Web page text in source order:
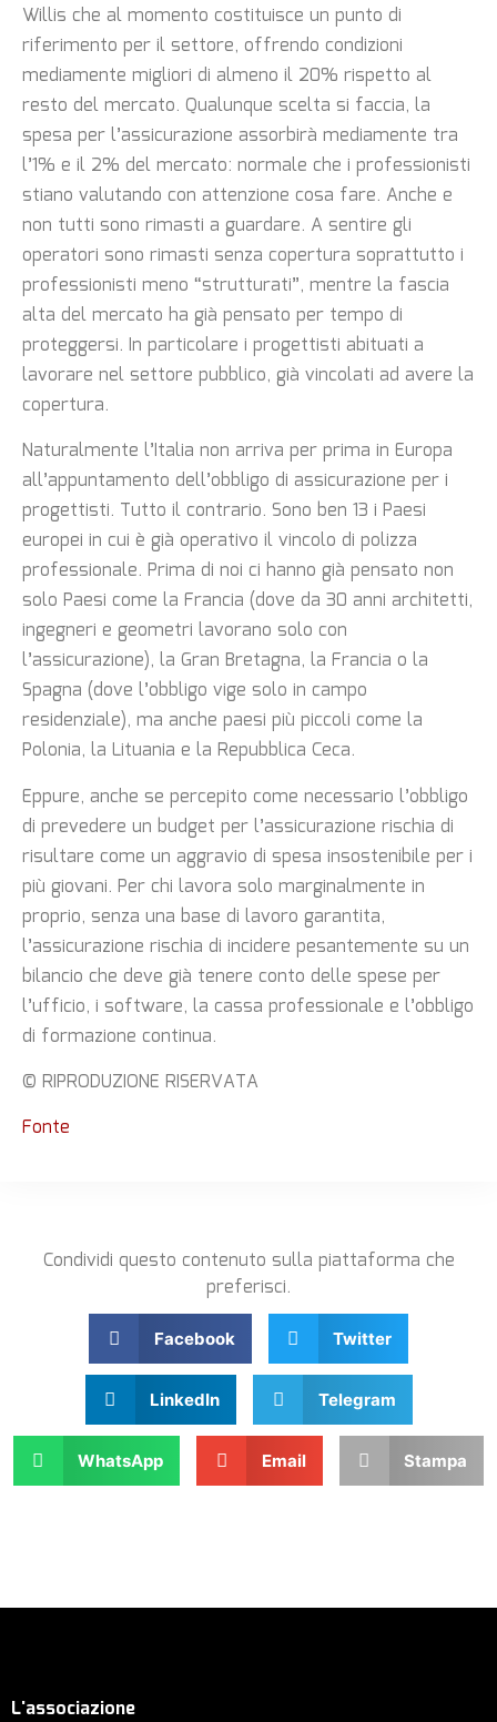
Willis che al momento costituisce un punto di
riferimento per il settore, offrendo condizioni
mediamente migliori di almeno il 20% rispetto al
resto del mercato. Qualunque scelta si faccia, la
spesa per l’assicurazione assorbirà mediamente tra
l’1% e il 2% del mercato: normale che i professionisti
stiano valutando con attenzione cosa fare. Anche e
non tutti sono rimasti a guardare. A sentire gli
operatori sono rimasti senza copertura soprattutto i
professionisti meno “strutturati”, mentre la fascia
alta del mercato ha già pensato per tempo di
proteggersi. In particolare i progettisti abituati a
lavorare nel settore pubblico, già vincolati ad avere la
copertura.
Naturalmente l’Italia non arriva per prima in Europa
all’appuntamento dell’obbligo di assicurazione per i
progettisti. Tutto il contrario. Sono ben 13 i Paesi
europei in cui è già operativo il vincolo di polizza
professionale. Prima di noi ci hanno già pensato non
solo Paesi come la Francia (dove da 30 anni architetti,
ingegneri e geometri lavorano solo con
l’assicurazione), la Gran Bretagna, la Francia o la
Spagna (dove l’obbligo vige solo in campo
residenziale), ma anche paesi più piccoli come la
Polonia, la Lituania e la Repubblica Ceca.
Eppure, anche se percepito come necessario l’obbligo
di prevedere un budget per l’assicurazione rischia di
risultare come un aggravio di spesa insostenibile per i
più giovani. Per chi lavora solo marginalmente in
proprio, senza una base di lavoro garantita,
l’assicurazione rischia di incidere pesantemente su un
bilancio che deve già tenere conto delle spese per
l’ufficio, i software, la cassa professionale e l’obbligo
di formazione continua.
© RIPRODUZIONE RISERVATA
Fonte
Condividi questo contenuto sulla piattaforma che
preferisci.
Facebook Twitter
LinkedIn Telegram
WhatsApp Email Stampa
L'associazione